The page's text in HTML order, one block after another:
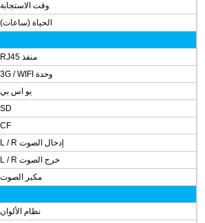
وقت الاستجابة
الحياة (ساعات)
منفذ RJ45
وحدة 3G / WIFI
يو اس بي
SD
CF
إدخال الصوت L / R
خرج الصوت L / R
مكبر الصوت
نظام الألوان